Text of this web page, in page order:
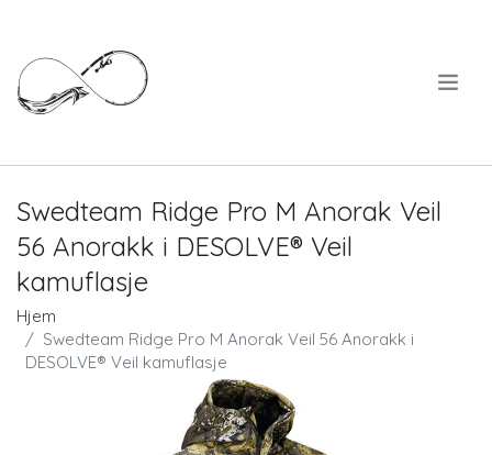
Swedteam Ridge Pro M Anorak Veil
56 Anorakk i DESOLVE® Veil
kamuflasje
Hjem
Swedteam Ridge Pro M Anorak Veil 56 Anorakk i
DESOLVE® Veil kamuflasje